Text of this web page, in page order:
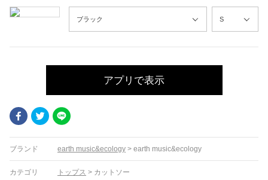
アプリで表示
FacebookTwitter
ブランド earth music&ecology > earth music&ecology
カテゴリ トップス > カットソー